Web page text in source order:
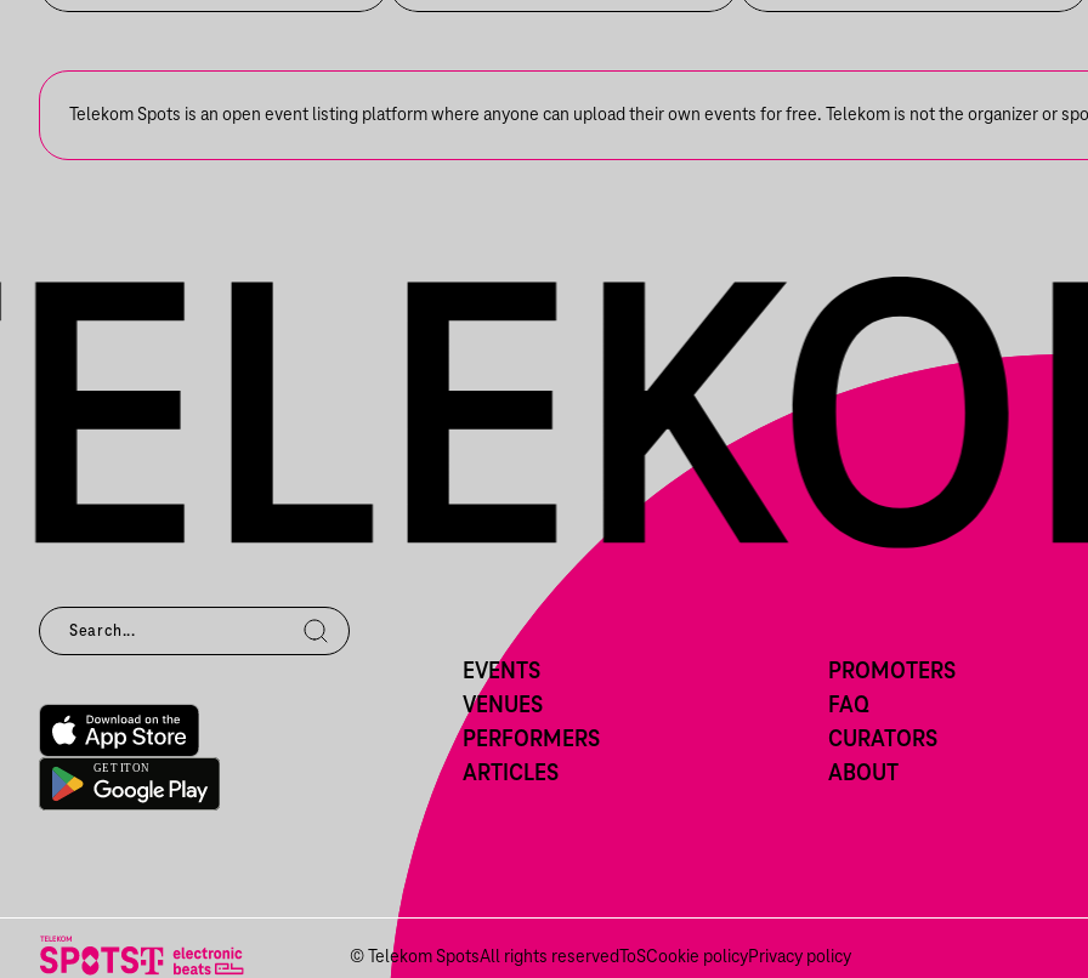
Telekom Spots is an open event listing platform where anyone can upload their own events for free. Telekom is not the organizer or
EVENTS
VENUES
PERFORMERS
ARTICLES
PROMOTERS
FAQ
CURATORS
ABOUT
© Telekom SpotsAll rights reserved ToSCookie policyPrivacy policy